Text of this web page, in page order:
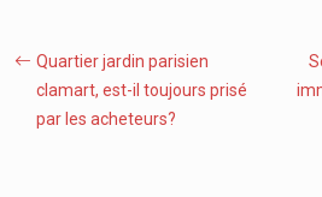
Quartier jardin parisien
clamart, est-il toujours prisé
par les acheteurs?